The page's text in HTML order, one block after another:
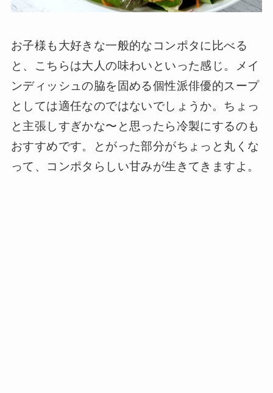
お子様も大好きな一般的なコンポタに比べる
と、こちらは大人の味わいといった感じ。メイ
ンディッシュの脇を固める個性派俳優的スープ
としては適任なのではないでしょうか。ちょっ
と主張しすぎかな〜と思ったら冷製にするのも
おすすめです。とがった部分がちょっと丸くな
って、コンポタらしい甘みが生きてきますよ。